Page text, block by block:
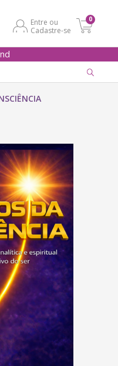
Entre ou
Cadastre-se
0